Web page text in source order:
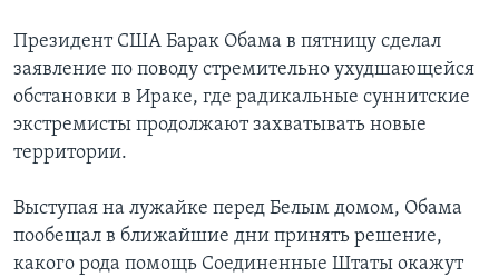
Президент США Барак Обама в пятницу сделал
заявление по поводу стремительно ухудшающейся
обстановки в Ираке, где радикальные суннитские
экстремисты продолжают захватывать новые
территории.
Выступая на лужайке перед Белым домом, Обама
пообещал в ближайшие дни принять решение,
какого рода помощь Соединенные Штаты окажут